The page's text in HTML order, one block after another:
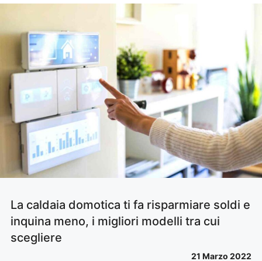
La caldaia domotica ti fa risparmiare soldi e
inquina meno, i migliori modelli tra cui
scegliere
21 Marzo 2022